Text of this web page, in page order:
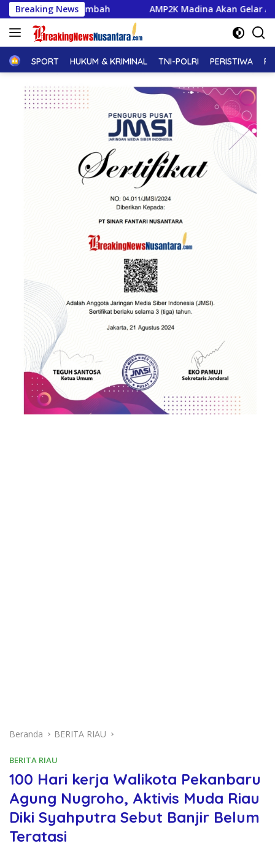
Langsung
ke
konten
Breaking NewsAMP2K Madina Akan Gelar Aksi di Mabes
HomeSPORT HUKUM & KRIMINAL TNI-POLRI PERISTIWA
Beranda BERITA RIAU
BERITA RIAU
100 Hari kerja Walikota Pekanbaru
Agung Nugroho, Aktivis Muda Riau
Diki Syahputra Sebut Banjir Belum
Teratasi